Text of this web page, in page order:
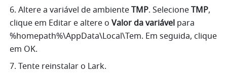
6. Altere a variável de ambiente TMP. Selecione TMP,
clique em Editar e altere o Valor da variável para
%homepath%\AppData\Local\Tem. Em seguida, clique
em OK.
7. Tente reinstalar o Lark.